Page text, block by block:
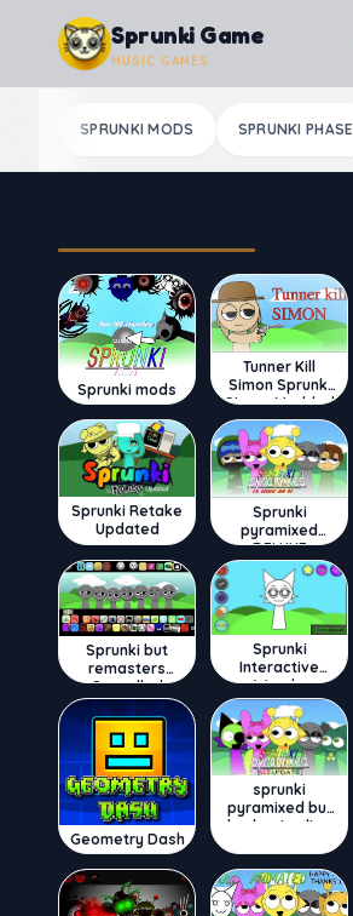
Skip to content
Sprunki Game
MUSIC GAMES
SPRUNKI MODS SPRUNKI PHASE
Sprunki mods
Tunner Kill
Simon Sprunki
Sinner Modded
Sprunki Retake
Updated
Sprunki
pyramixed
DELUXE
Sprunki but
remasters
Cancelled
Sprunki
Interactive
Wenda
Geometry Dash
sprunki
pyramixed but
broker is alive